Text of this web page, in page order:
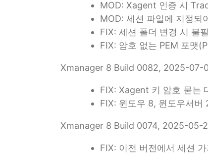
MOD: Xagent 인증 시
MOD: 세션 파일에 지정되
FIX: 세션 폴더 변경 시 불
FIX: 암호 없는 PEM 포맷
Xmanager 8 Build 0082, 2025-07-
FIX: Xagent 키 암호 묻는
FIX: 윈도우 8, 윈도우서버
Xmanager 8 Build 0074, 2025-05-
FIX: 이전 버전에서 세션